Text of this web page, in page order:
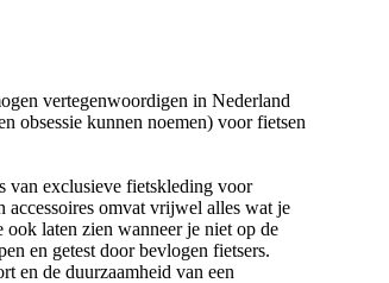
vertegenwoordigen in Nederland
obsessie kunnen noemen) voor fietsen
van exclusieve fietskleding voor
omvat vrijwel alles wat je
laten zien wanneer je niet op de
en getest door bevlogen fietsers.
en de duurzaamheid van een